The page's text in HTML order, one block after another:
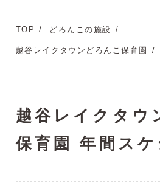
TOP どろんこの施設
越谷レイクタウンどろんこ保育園
越谷レイクタウ
保育園 年間ス